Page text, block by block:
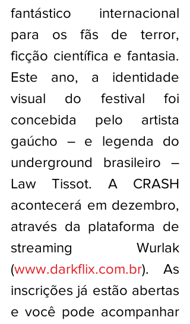
fantástico internacional
para os fãs de terror,
ficção científica e fantasia.
Este ano, a identidade
visual do festival foi
concebida pelo artista
gaúcho – e legenda do
underground brasileiro –
Law Tissot. A CRASH
acontecerá em dezembro,
através da plataforma de
streaming Wurlak
(www.darkflix.com.br). As
inscrições já estão abertas
e você pode acompanhar